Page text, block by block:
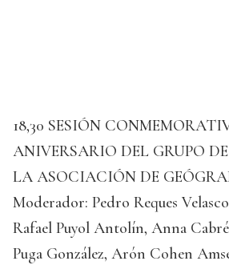
18,30 SESIÓN
ANIVERSARIO DEL GRUPO
LA ASOCIACIÓN DE
Moderador: Pedro Reques
Rafael Puyol Antolín, Anna
Puga González, Arón Cohen